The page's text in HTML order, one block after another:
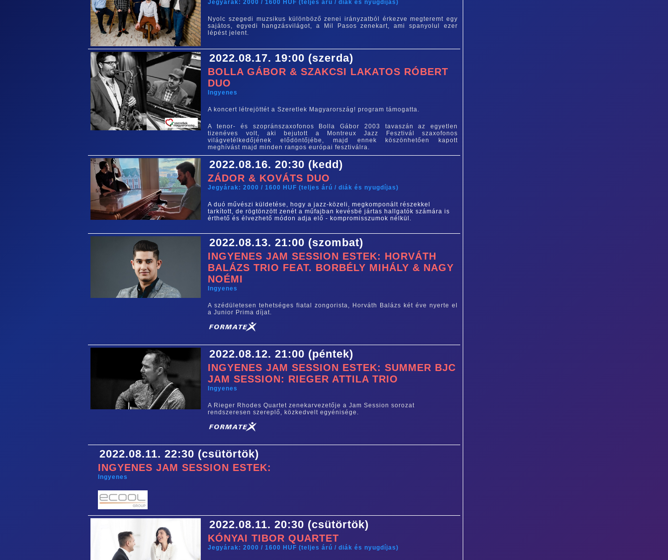
Jegyárak: 2000 / 1600 HUF (teljes árú / diák és nyugdíjas)
Nyolc szegedi muzsikus különböző zenei irányzatból érkezve megteremt egy
sajátos, egyedi hangzásvilágot, a Mil Pasos zenekart, ami spanyolul ezer
lépést jelent.
2022.08.17. 19:00 (szerda)
BOLLA GÁBOR & SZAKCSI LAKATOS RÓBERT
DUO
Ingyenes
A koncert létrejöttét a Szeretlek Magyarország! program támogatta.
A tenor- és szopránszaxofonos Bolla Gábor 2003 tavaszán az egyetlen
tizenéves volt, aki bejutott a Montreux Jazz Fesztivál szaxofonos
világvetélkedőjének elődöntőjébe, majd ennek köszönhetően kapott
meghívást majd minden rangos európai fesztiválra.
2022.08.16. 20:30 (kedd)
ZÁDOR & KOVÁTS DUO
Jegyárak: 2000 / 1600 HUF (teljes árú / diák és nyugdíjas)
A duó művészi küldetése, hogy a jazz-közeli, megkomponált részekkel
tarkított, de rögtönzött zenét a műfajban kevésbé jártas hallgatók számára is
érthető és élvezhető módon adja elő - kompromisszumok nélkül.
2022.08.13. 21:00 (szombat)
INGYENES JAM SESSION ESTEK: HORVÁTH
BALÁZS TRIO FEAT. BORBÉLY MIHÁLY & NAGY
NOÉMI
Ingyenes
A szédületesen tehetséges fiatal zongorista, Horváth Balázs két éve nyerte el
a Junior Prima díjat.
2022.08.12. 21:00 (péntek)
INGYENES JAM SESSION ESTEK: SUMMER BJC
JAM SESSION: RIEGER ATTILA TRIO
Ingyenes
A Rieger Rhodes Quartet zenekarvezetője a Jam Session sorozat
rendszeresen szereplő, közkedvelt egyénisége.
2022.08.11. 22:30 (csütörtök)
INGYENES JAM SESSION ESTEK:
Ingyenes
2022.08.11. 20:30 (csütörtök)
KÓNYAI TIBOR QUARTET
Jegyárak: 2000 / 1600 HUF (teljes árú / diák és nyugdíjas)